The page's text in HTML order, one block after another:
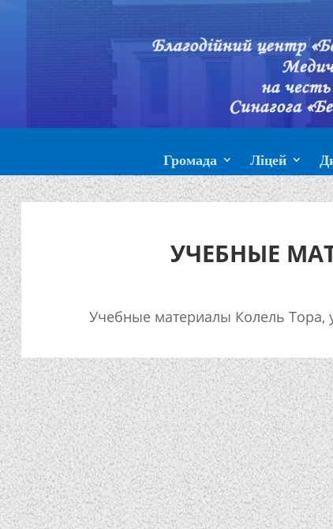
Громада Ліцей
УЧЕБНЫЕ
Учебные материалы Колель Тора,